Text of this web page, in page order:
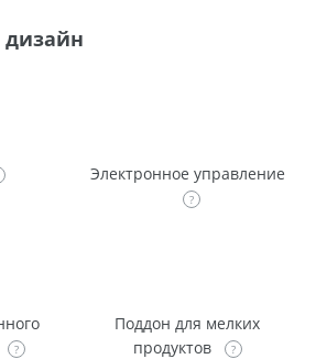
дизайн
Электронное управление
Поддон для мелких
продуктов